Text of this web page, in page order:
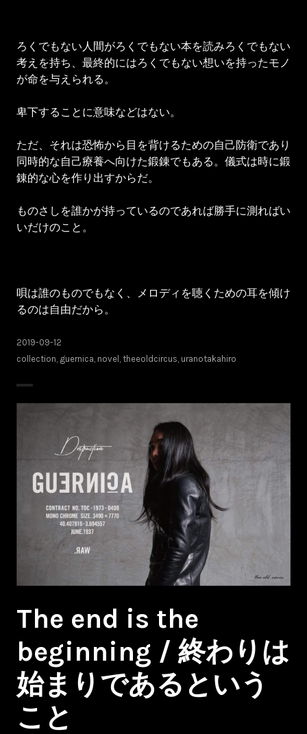
ろくでもない人間がろくでもない本を読みろくでもない
考えを持ち、最終的にはろくでもない想いを持ったモノ
が命を与えられる。
卑下することに意味などはない。
ただ、それは恐怖から目を背けるための自己防衛であり
同時的な自己療養へ向けた鍛錬でもある。儀式は時に鍛
錬的な心を作り出すからだ。
ものさしを誰かが持っているのであれば勝手に測ればい
いだけのこと。
唄は誰のものでもなく、メロディを聴くための耳を傾け
るのは自由だから。
2019-09-12
collection guernica novel theeoldcircus uranotakahiro
The end is the
beginning / 終わりは
始まりであるという
こと